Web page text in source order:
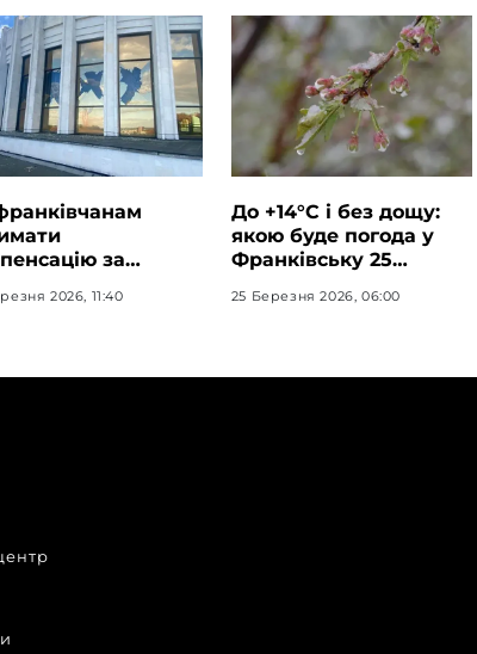
за
2026, 11:40
До +14°C і без дощу:
якою буде погода у
Франківську 25
25 Березня 2026, 06:00